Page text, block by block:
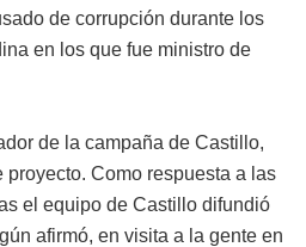
de corrupción durante los
en los que fue ministro de
de la campaña de Castillo,
Como respuesta a las
el equipo de Castillo difundió
afirmó, en visita a la gente en